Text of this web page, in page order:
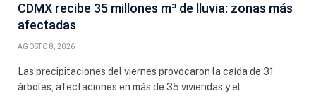
CDMX recibe 35 millones m³ de lluvia: zonas más
afectadas
AGOSTO 8, 2026
Las precipitaciones del viernes provocaron la caída de 31
árboles, afectaciones en más de 35 viviendas y el